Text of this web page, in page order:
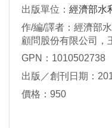
出版單位： 經濟部水
作/編/譯者：經濟部
顧問股份有限公司，
GPN：1010502738
出版／創刊日期：
價格：950